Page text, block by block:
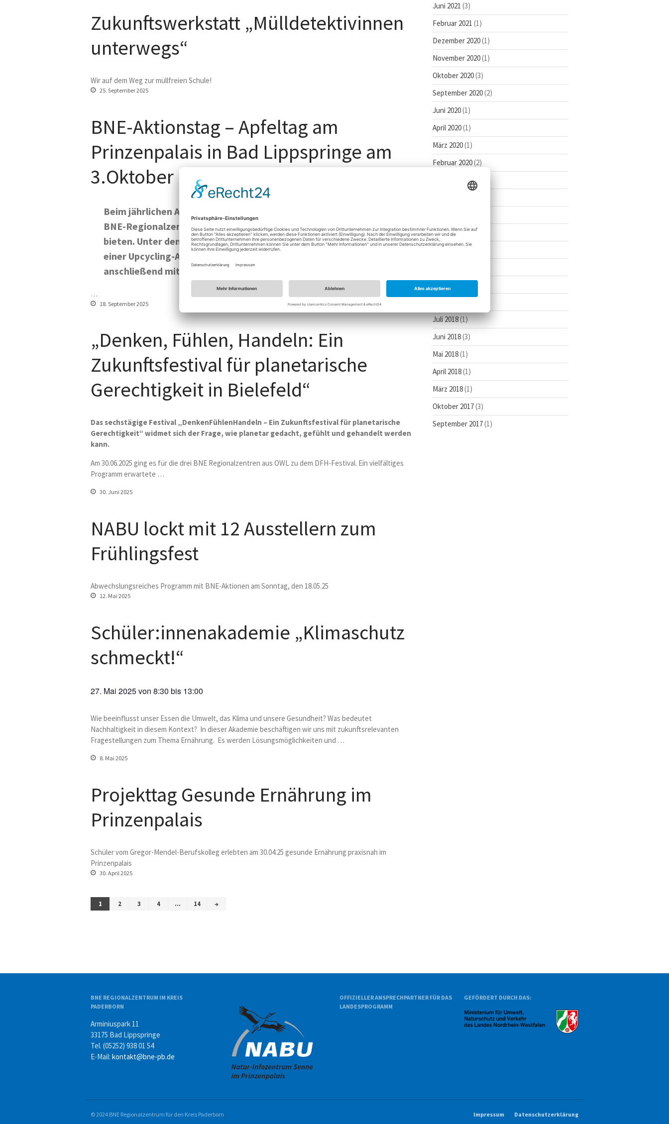
Zukunftswerkstatt „Mülldetektivinnen
unterwegs“
Wir auf dem Weg zur müllfreien Schule!
25. September 2025
BNE-Aktionstag – Apfeltag am
Prinzenpalais in Bad Lippspringe am
3.Oktober
Beim jährlichen Apfelfest am 3. Oktober 2025 hat auch das NABU
BNE-Regionalzentrum am Prinzenpalais wieder eine Menge zu
bieten. Unter dem Motto „Aus Alt macht neu“ werden im Rahmen
einer Upcycling-Aktion aus Stoffresten Obstbeutel genäht, die
anschließend mit vielfältigen Apfelsorten
…
18. September 2025
„Denken, Fühlen, Handeln: Ein
Zukunftsfestival für planetarische
Gerechtigkeit in Bielefeld“
Das sechstägige Festival „DenkenFühlenHandeln – Ein Zukunftsfestival für planetarische
Gerechtigkeit“ widmet sich der Frage, wie planetar gedacht, gefühlt und gehandelt werden
kann.
Am 30.06.2025 ging es für die drei BNE Regionalzentren aus OWL zu dem DFH-Festival. Ein vielfältiges
Programm erwartete …
30. Juni 2025
NABU lockt mit 12 Ausstellern zum
Frühlingsfest
Abwechslungsreiches Programm mit BNE-Aktionen am Sonntag, den 18.05.25
12. Mai 2025
Schüler:innenakademie „Klimaschutz
schmeckt!“
27. Mai 2025von 8:30 bis 13:00
Wie beeinflusst unser Essen die Umwelt, das Klima und unsere Gesundheit? Was bedeutet
Nachhaltigkeit in diesem Kontext? In dieser Akademie beschäftigen wir uns mit zukunftsrelevanten
Fragestellungen zum Thema Ernährung. Es werden Lösungsmöglichkeiten und …
8. Mai 2025
Projekttag Gesunde Ernährung im
Prinzenpalais
Schüler vom Gregor-Mendel-Berufskolleg erlebten am 30.04.25 gesunde Ernährung praxisnah im
Prinzenpalais
30. April 2025
1 2 3 4 … 14 →
Juni 2021 (3)
Februar 2021 (1)
Dezember 2020(1)
November 2020(1)
Oktober 2020(3)
September 2020(2)
Juni 2020(1)
April 2020(1)
März 2020(1)
Februar 2020(2)
(1)
Mai 2019(1)
April 2019
Dezember 2018
Juli 2018(1)
Juni 2018(3)
Mai 2018(1)
April 2018(1)
März 2018(1)
Oktober 2017(3)
September 2017(1)
BNE REGIONALZENTRUM IM KREIS
PADERBORN
Arminiuspark 11
33175 Bad Lippspringe
Tel. (05252) 938 01 54
E-Mail: kontakt@bne-pb.de
OFFIZIELLER ANSPRECHPARTNER FÜR DAS
LANDESPROGRAMM
GEFÖRDERT DURCH DAS:
© 2024 BNE Regionalzentrum für den Kreis Paderborn Impressum Datenschutzerklärung